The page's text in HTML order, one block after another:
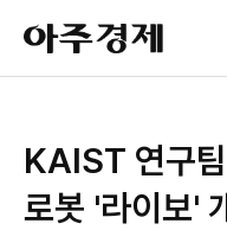
아
주
경
KAIST 연구팀
로봇 '라이보'